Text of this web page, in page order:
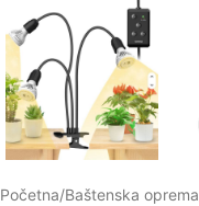
Početna/Baštenska oprema